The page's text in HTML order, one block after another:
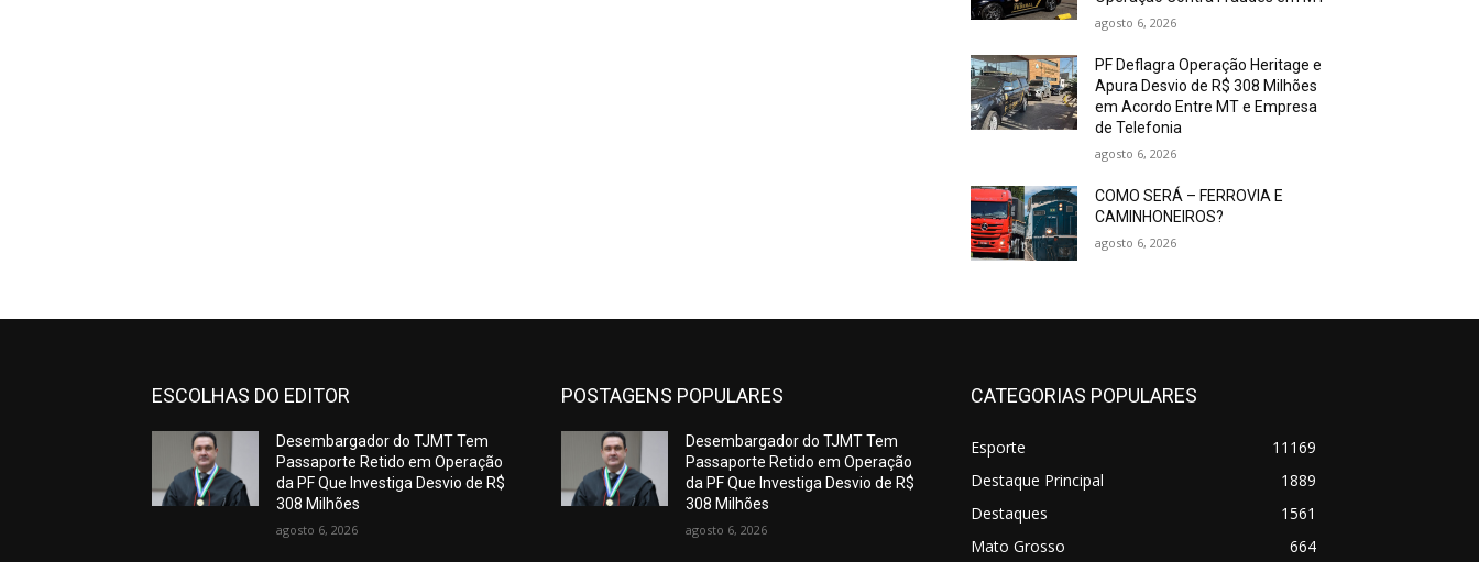
agosto 6, 2026
PF Deflagra Operação Heritage e
Apura Desvio de R$ 308 Milhões
em Acordo Entre MT e Empresa
de Telefonia
agosto 6, 2026
COMO SERÁ – FERROVIA E
CAMINHONEIROS?
agosto 6, 2026
ESCOLHAS DO EDITOR
Desembargador do TJMT Tem
Passaporte Retido em Operação
da PF Que Investiga Desvio de R$
308 Milhões
agosto 6, 2026
POSTAGENS POPULARES
Desembargador do TJMT Tem
Passaporte Retido em Operação
da PF Que Investiga Desvio de R$
308 Milhões
agosto 6, 2026
CATEGORIAS POPULARES
Esporte
11169
Destaque Principal
1889
Destaques
1561
Mato Grosso
664